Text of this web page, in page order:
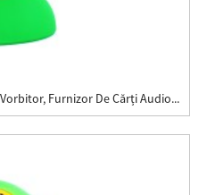
Furnizor De Cărți Audio...